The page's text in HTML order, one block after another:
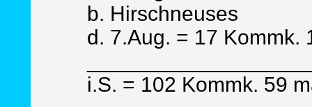
b. Hirschneuses
d. 7.Aug. = 17 Kommk.
i.S. = 102 Kommk. 59